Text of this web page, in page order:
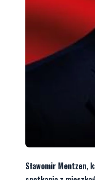
Sławomir Mentzen,